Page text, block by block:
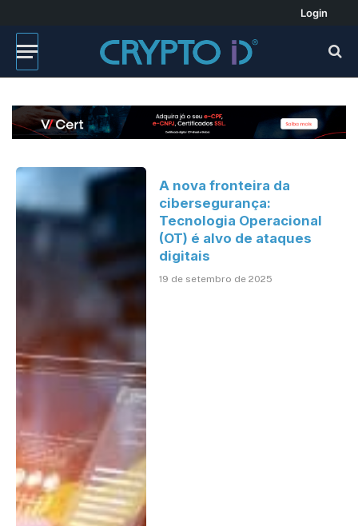
Login
A nova fronteira da
cibersegurança:
Tecnologia Operacional
(OT) é alvo de ataques
digitais
19 de setembro de 2025